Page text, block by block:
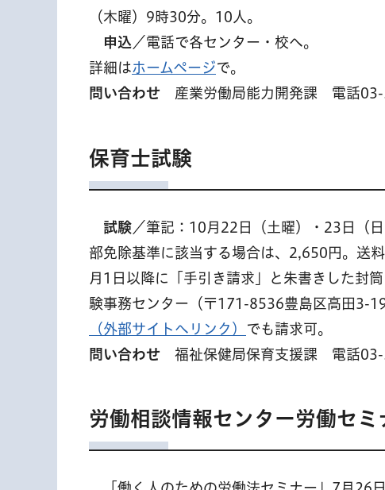
（木曜）9時30分。10人。
申込 ／電話で各センター・校へ。
詳細はホームページで。
問い合わせ 産業労働局能力開発課 電話
保育士試験
試験 ／筆記：10月22日（土曜）・23日（
部免除基準に該当する場合は、2,650円。送料
月1日以降に「手引き請求」と朱書きした封
験事務センター（〒171-8536豊島区高田3-
（外部サイトへリンク）
でも請求可。
問い合わせ 福祉保健局保育支援課 電話
労働相談情報センター労働セミ